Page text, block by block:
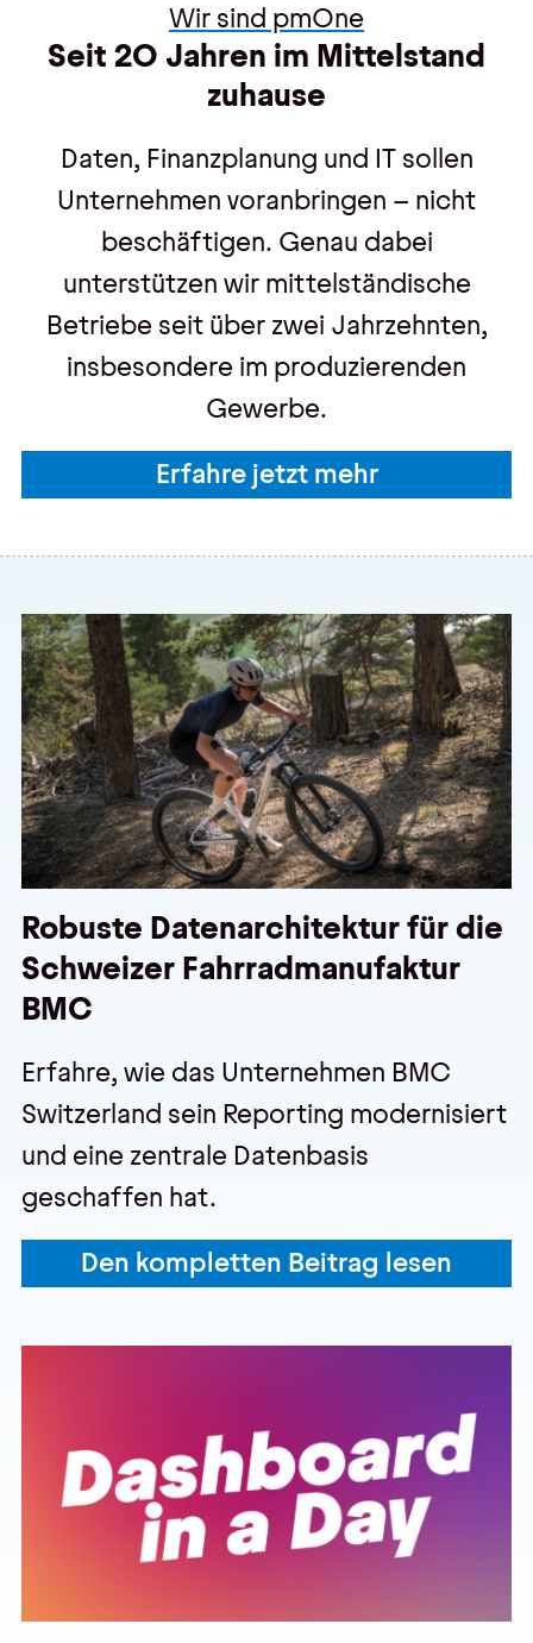
Wir sind pmOne
Seit 20 Jahren im Mittelstand
zuhause
Daten, Finanzplanung und IT sollen
Unternehmen voranbringen – nicht
beschäftigen. Genau dabei
unterstützen wir mittelständische
Betriebe seit über zwei Jahrzehnten,
insbesondere im produzierenden
Gewerbe.
Erfahre jetzt mehr
Robuste Datenarchitektur für die
Schweizer Fahrradmanufaktur
BMC
Erfahre, wie das Unternehmen BMC
Switzerland sein Reporting modernisiert
und eine zentrale Datenbasis
geschaffen hat.
Den kompletten Beitrag lesen